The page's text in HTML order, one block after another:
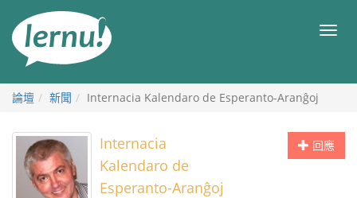
目
論壇 新聞 Internacia Kalendaro de Esperanto-Aranĝoj
回應
Internacia
Kalendaro de
Esperanto-Aranĝoj